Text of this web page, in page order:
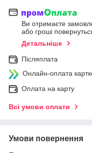
Ви отримаєте
або гроші
Детальніше
Післяплата
Онлайн-оплата
Оплата на карту
Всі умови оплати
Умови повернення